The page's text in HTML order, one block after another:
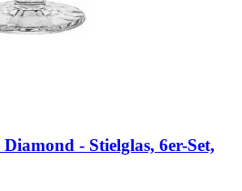
Diamond -​ Stielglas, 6er-​Set,